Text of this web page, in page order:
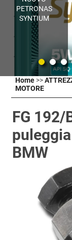
PETRONAS
SYNTIUM
Home >>
MOTORE
FG 192/
BMW